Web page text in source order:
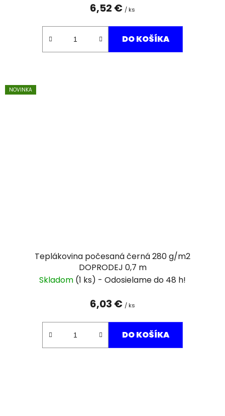
6,52 € / ks
DO KOŠÍKA
NOVINKA
Teplákovina počesaná černá 280 g/m2
DOPRODEJ 0,7 m
Skladom (1 ks)
6,03 € / ks
DO KOŠÍKA